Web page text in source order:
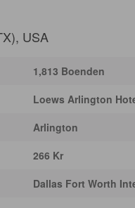
USA
1,813 Boenden
Loews Arlington
Arlington
266 Kr
Dallas Fort Worth